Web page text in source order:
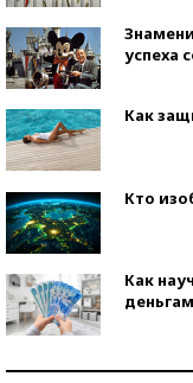
успеха
Как
Кто
Как